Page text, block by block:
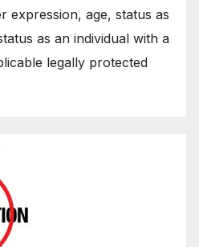
expression, age, status as
as an individual with a
legally protected